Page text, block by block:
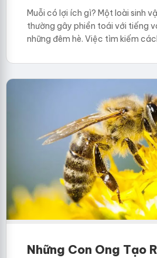
Muỗi có lợi ích gì? Một loài sinh
thường gây phiền toái với tiếng
những đêm hè. Việc tìm kiếm
Những Con Ong Tạo